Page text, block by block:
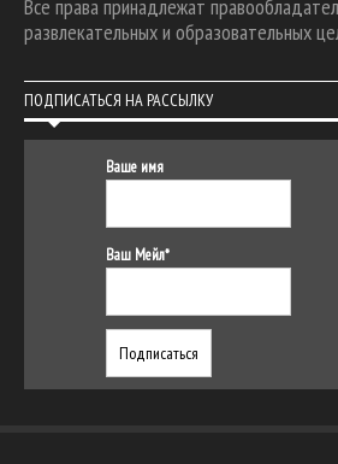
Все права принадлежат
развлекательных и образовательных
ПОДПИСАТЬСЯ НА РАССЫЛКУ
Ваше имя
Ваш Мейл*